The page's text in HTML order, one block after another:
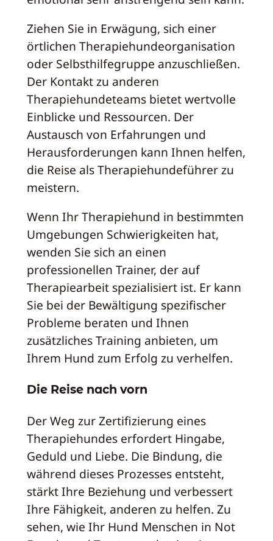
Ziehen Sie in Erwägung, sich einer
örtlichen Therapiehundeorganisation
oder Selbsthilfegruppe anzuschließen.
Der Kontakt zu anderen
Therapiehundeteams bietet wertvolle
Einblicke und Ressourcen. Der
Austausch von Erfahrungen und
Herausforderungen kann Ihnen helfen,
die Reise als Therapiehundeführer zu
meistern.
Wenn Ihr Therapiehund in bestimmten
Umgebungen Schwierigkeiten hat,
wenden Sie sich an einen
professionellen Trainer, der auf
Therapiearbeit spezialisiert ist. Er kann
Sie bei der Bewältigung spezifischer
Probleme beraten und Ihnen
zusätzliches Training anbieten, um
Ihrem Hund zum Erfolg zu verhelfen.
Die Reise nach vorn
Der Weg zur Zertifizierung eines
Therapiehundes erfordert Hingabe,
Geduld und Liebe. Die Bindung, die
während dieses Prozesses entsteht,
stärkt Ihre Beziehung und verbessert
Ihre Fähigkeit, anderen zu helfen. Zu
sehen, wie Ihr Hund Menschen in Not